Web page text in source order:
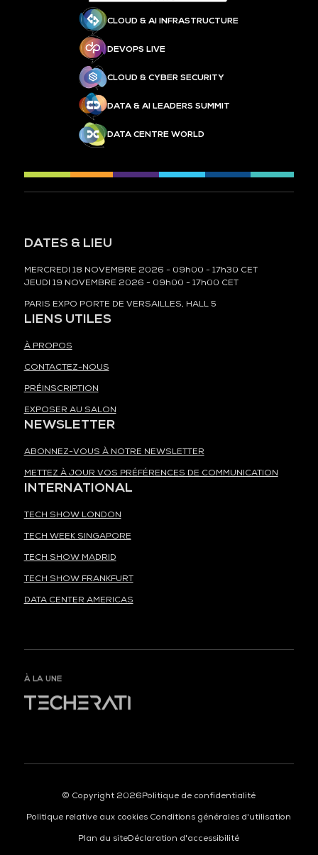
CLOUD & AI INFRASTRUCTURE
DEVOPS LIVE
CLOUD & CYBER SECURITY
DATA & AI LEADERS SUMMIT
DATA CENTRE WORLD
DATES & LIEU
MERCREDI 18 NOVEMBRE 2026 - 09h00 - 17h30 CET
JEUDI 19 NOVEMBRE 2026 - 09h00 - 17h00 CET
PARIS EXPO PORTE DE VERSAILLES, HALL 5
LIENS UTILES
À PROPOS
CONTACTEZ-NOUS
PRÉINSCRIPTION
EXPOSER AU SALON
NEWSLETTER
ABONNEZ-VOUS À NOTRE NEWSLETTER
METTEZ À JOUR VOS PRÉFÉRENCES DE COMMUNICATION
INTERNATIONAL
TECH SHOW LONDON
TECH WEEK SINGAPORE
TECH SHOW MADRID
TECH SHOW FRANKFURT
DATA CENTER AMERICAS
À LA UNE
© Copyright 2026Politique de confidentialité
Politique relative aux cookies Conditions générales d'utilisation
Plan du siteDéclaration d'accessibilité